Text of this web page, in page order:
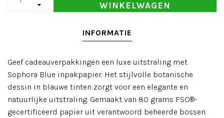
WINKELWAGEN
INFORMATIE
Geef cadeauverpakkingen een luxe uitstraling met
Sophora Blue inpakpapier. Het stijlvolle botanische
dessin in blauwe tinten zorgt voor een elegante en
natuurlijke uitstraling. Gemaakt van 80 grams FSC®-
gecertificeerd papier uit verantwoord beheerde bossen.